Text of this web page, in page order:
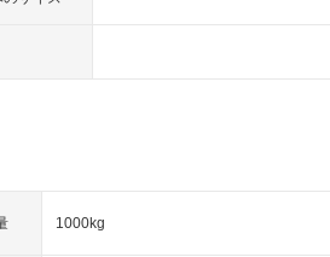
1000kg